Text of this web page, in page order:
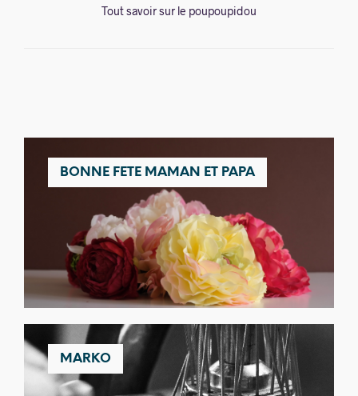
Tout savoir sur le poupoupidou
BONNE FETE MAMAN ET PAPA
MARKO